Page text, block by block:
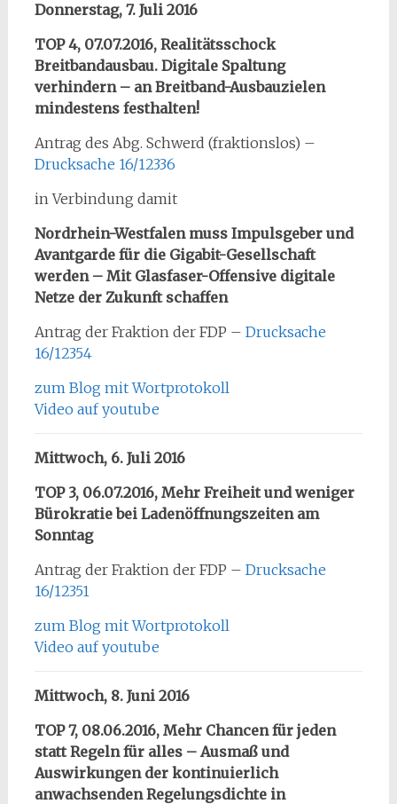
Donnerstag, 7. Juli 2016
TOP 4, 07.07.2016, Realitätsschock
Breitbandausbau. Digitale Spaltung
verhindern – an Breitband-Ausbauzielen
mindestens festhalten!
Antrag des Abg. Schwerd (fraktionslos) –
Drucksache 16/12336
in Verbindung damit
Nordrhein-Westfalen muss Impulsgeber und
Avantgarde für die Gigabit-Gesellschaft
werden – Mit Glasfaser-Offensive digitale
Netze der Zukunft schaffen
Antrag der Fraktion der FDP – Drucksache
16/12354
zum Blog mit Wortprotokoll
Video auf youtube
Mittwoch, 6. Juli 2016
TOP 3, 06.07.2016, Mehr Freiheit und weniger
Bürokratie bei Ladenöffnungszeiten am
Sonntag
Antrag der Fraktion der FDP – Drucksache
16/12351
zum Blog mit Wortprotokoll
Video auf youtube
Mittwoch, 8. Juni 2016
TOP 7, 08.06.2016, Mehr Chancen für jeden
statt Regeln für alles – Ausmaß und
Auswirkungen der kontinuierlich
anwachsenden Regelungsdichte in